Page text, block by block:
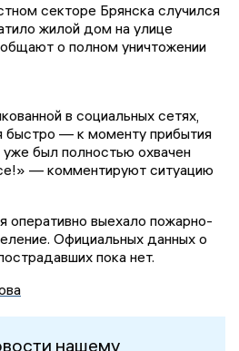
секторе Брянска случился
жилой дом на улице
о полном уничтожении
в социальных сетях,
быстро — к моменту прибытия
был полностью охвачен
— комментируют ситуацию
оперативно выехало пожарно-
Официальных данных о
пока нет.
нашему